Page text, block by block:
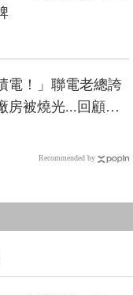
電！」聯電老總誇
房被燒光...回顧晶
Recommended by